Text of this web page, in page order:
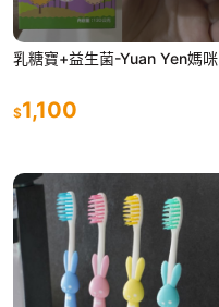
乳糖寶+益生菌-Yuan Yen媽咪
$1,100